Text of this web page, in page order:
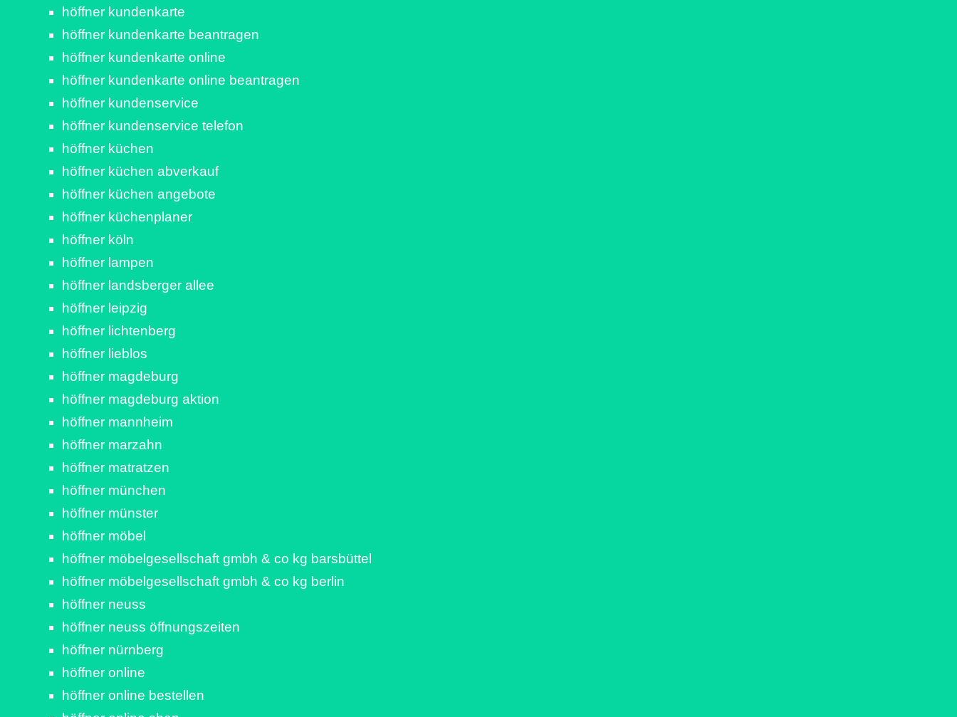
höffner kundenkarte
höffner kundenkarte beantragen
höffner kundenkarte online
höffner kundenkarte online beantragen
höffner kundenservice
höffner kundenservice telefon
höffner küchen
höffner küchen abverkauf
höffner küchen angebote
höffner küchenplaner
höffner köln
höffner lampen
höffner landsberger allee
höffner leipzig
höffner lichtenberg
höffner lieblos
höffner magdeburg
höffner magdeburg aktion
höffner mannheim
höffner marzahn
höffner matratzen
höffner münchen
höffner münster
höffner möbel
höffner möbelgesellschaft gmbh & co kg barsbüttel
höffner möbelgesellschaft gmbh & co kg berlin
höffner neuss
höffner neuss öffnungszeiten
höffner nürnberg
höffner online
höffner online bestellen